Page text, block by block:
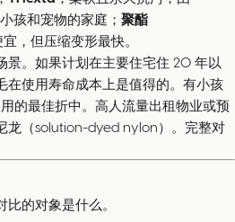
孩和宠物的家庭； 聚酯
，但压缩变形最快。
景。如果计划在主要住宅住 20 年以
在使用寿命成本上是值得的。有小孩
的最佳折中。高人流量出租物业或预
龙（solution-dyed nylon）。完整对
的对象是什么。